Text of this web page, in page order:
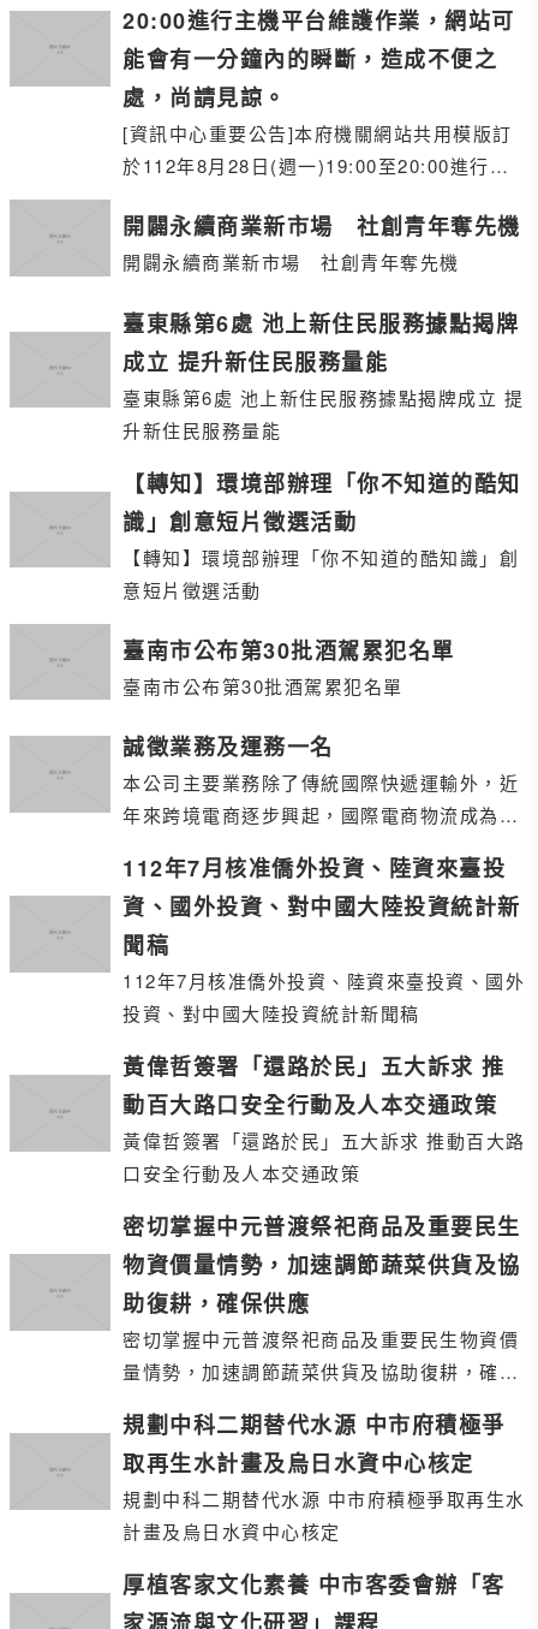
20:00進行主機平台維護作業，網站可
能會有一分鐘內的瞬斷，造成不便之
處，尚請見諒。
[資訊中心重要公告]本府機關網站共用模版訂
於112年8月28日(週一)19:00至20:00進行主
斷，造成不便之處，尚請見諒。
開闢永續商業新市場 社創青年奪先機
開闢永續商業新市場 社創青年奪先機
臺東縣第6處 池上新住民服務據點揭牌
成立 提升新住民服務量能
臺東縣第6處 池上新住民服務據點揭牌成立 提
升新住民服務量能
【轉知】環境部辦理「你不知道的酷知
識」創意短片徵選活動
【轉知】環境部辦理「你不知道的酷知識」創
意短片徵選活動
臺南市公布第30批酒駕累犯名單
臺南市公布第30批酒駕累犯名單
誠徵業務及運務一名
本公司主要業務除了傳統國際快遞運輸外，近
年來跨境電商逐步興起，國際電商物流成為本
獎金制度
112年7月核准僑外投資、陸資來臺投
資、國外投資、對中國大陸投資統計新
聞稿
112年7月核准僑外投資、陸資來臺投資、國外
投資、對中國大陸投資統計新聞稿
黃偉哲簽署「還路於民」五大訴求 推
動百大路口安全行動及人本交通政策
黃偉哲簽署「還路於民」五大訴求 推動百大路
口安全行動及人本交通政策
密切掌握中元普渡祭祀商品及重要民生
物資價量情勢，加速調節蔬菜供貨及協
助復耕，確保供應
密切掌握中元普渡祭祀商品及重要民生物資價
量情勢，加速調節蔬菜供貨及協助復耕，確保
規劃中科二期替代水源 中市府積極爭
取再生水計畫及烏日水資中心核定
規劃中科二期替代水源 中市府積極爭取再生水
計畫及烏日水資中心核定
厚植客家文化素養 中市客委會辦「客